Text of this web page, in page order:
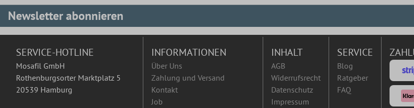
Newsletter abonnieren
SERVICE-HOTLINE
Mosafil GmbH
Rothenburgsorter Marktplatz 5
20539 Hamburg
INFORMATIONEN
Über Uns
Zahlung und Versand
Kontakt
Job
INHALT
AGB
Widerrufsrecht
Datenschutz
Impressum
SERVICE
Blog
Ratgeber
FAQ